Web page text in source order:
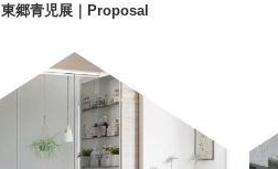
東郷青児展｜Proposal